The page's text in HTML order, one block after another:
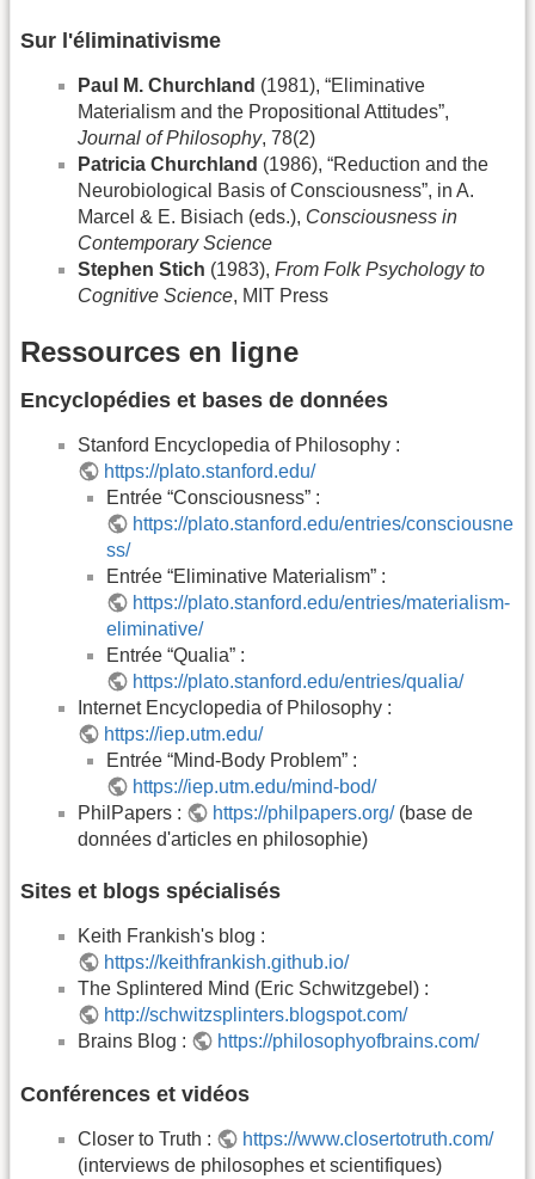
Sur l'éliminativisme
Paul M. Churchland (1981), “Eliminative
Materialism and the Propositional Attitudes”,
Journal of Philosophy, 78(2)
Patricia Churchland (1986), “Reduction and the
Neurobiological Basis of Consciousness”, in A.
Marcel & E. Bisiach (eds.), Consciousness in
Contemporary Science
Stephen Stich (1983), From Folk Psychology to
Cognitive Science, MIT Press
Ressources en ligne
Encyclopédies et bases de données
Stanford Encyclopedia of Philosophy :
https://plato.stanford.edu/
Entrée “Consciousness” :
https://plato.stanford.edu/entries/consciousne
ss/
Entrée “Eliminative Materialism” :
https://plato.stanford.edu/entries/materialism-
eliminative/
Entrée “Qualia” :
https://plato.stanford.edu/entries/qualia/
Internet Encyclopedia of Philosophy :
https://iep.utm.edu/
Entrée “Mind-Body Problem” :
https://iep.utm.edu/mind-bod/
PhilPapers :
https://philpapers.org/(base de
données d'articles en philosophie)
Sites et blogs spécialisés
Keith Frankish's blog :
https://keithfrankish.github.io/
The Splintered Mind (Eric Schwitzgebel) :
http://schwitzsplinters.blogspot.com/
Brains Blog :
https://philosophyofbrains.com/
Conférences et vidéos
Closer to Truth :
https://www.closertotruth.com/
(interviews de philosophes et scientifiques)